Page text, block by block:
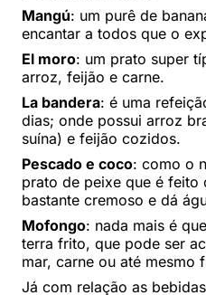
Mangú: um purê de
encantar a todos que o
El moro: um prato super
arroz, feijão e carne.
La bandera: é uma
dias; onde possui arroz
suína) e feijão cozidos.
Pescado e coco: como o
prato de peixe que é feito
bastante cremoso e dá
Mofongo: nada mais é
terra frito, que pode ser
mar, carne ou até mesmo
Já com relação as